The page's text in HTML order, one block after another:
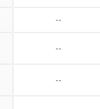
--
--
--